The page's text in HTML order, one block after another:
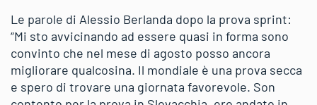
Le parole di Alessio Berlanda dopo la prova sprint:
“Mi sto avvicinando ad essere quasi in forma sono
convinto che nel mese di agosto posso ancora
migliorare qualcosina. Il mondiale è una prova secca
e spero di trovare una giornata favorevole. Son